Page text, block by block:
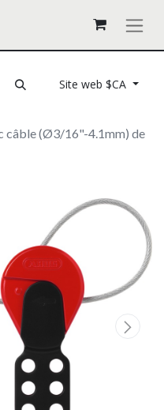
Site web $CA
câble (Ø3/16"-4.1mm) de